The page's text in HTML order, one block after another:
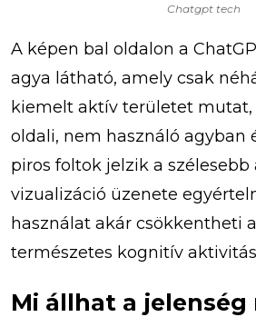
Chatgpt tech
A képen bal oldalon a
agya látható, amely csak
kiemelt aktív területet mutat,
oldali, nem használó agyban
piros foltok jelzik a
vizualizáció üzenete
használat akár csökkentheti
természetes kognitív
Mi állhat a